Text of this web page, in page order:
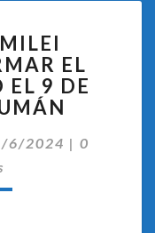
EL
EL 9 DE
6/2024 | 0